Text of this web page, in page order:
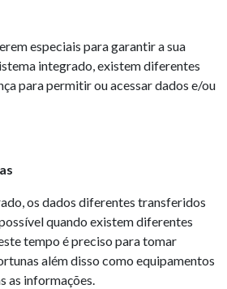
especiais para garantir a sua
integrado, existem diferentes
para permitir ou acessar dados e/ou
os dados diferentes transferidos
quando existem diferentes
tempo é preciso para tomar
além disso como equipamentos
as informações.